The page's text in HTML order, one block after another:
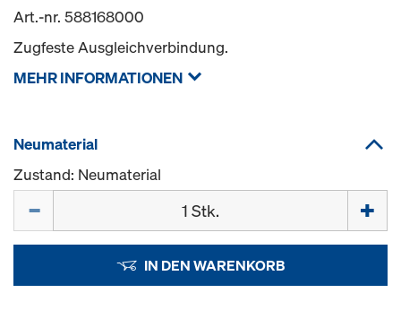
Art.-nr. 588168000
Zugfeste Ausgleichverbindung.
MEHR INFORMATIONEN
Neumaterial
Zustand: Neumaterial
IN DEN WARENKORB